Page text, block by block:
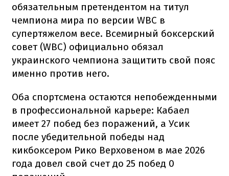
обязательным претендентом на титул
чемпиона мира по версии WBC в
супертяжелом весе. Всемирный боксерский
совет (WBC) официально обязал
украинского чемпиона защитить свой пояс
именно против него.
Оба спортсмена остаются непобежденными
в профессиональной карьере: Кабаел
имеет 27 побед без поражений, а Усик
после убедительной победы над
кикбоксером Рико Верховеном в мае 2026
года довел свой счет до 25 побед 0